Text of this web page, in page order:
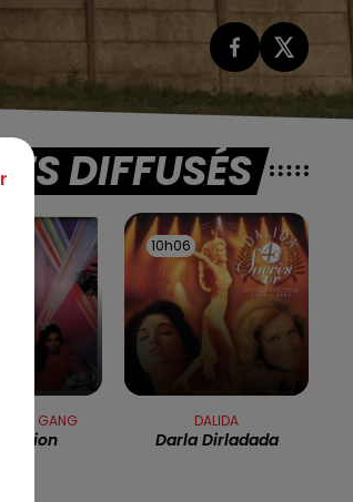
10h00
END
DIFFUSÉS
THE GANG
10h06
10h06
DALIDA
Darla Dirladada